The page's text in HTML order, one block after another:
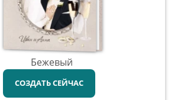
Бежевый
СОЗДАТЬ СЕЙЧАС